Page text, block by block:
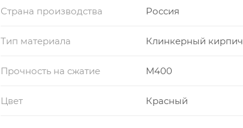
Страна производства Россия
Тип материала Клинкерный кирпич
Прочность на сжатие М400
Цвет Красный